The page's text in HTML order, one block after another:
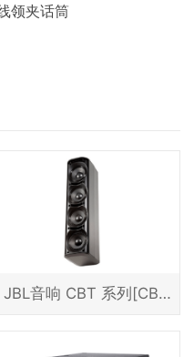
领夹话筒
JBL音响 CBT 系列[CBT 70JE-1]